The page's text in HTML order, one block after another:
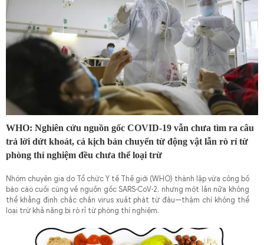
WHO: Nghiên cứu nguồn gốc COVID-19 vẫn chưa tìm ra câu
trả lời dứt khoát, cả kịch bản chuyển từ động vật lẫn rò rỉ từ
phòng thí nghiệm đều chưa thể loại trừ
Nhóm chuyên gia do Tổ chức Y tế Thế giới (WHO) thành lập vừa công bố
báo cáo cuối cùng về nguồn gốc SARS‑CoV‑2, nhưng một lần nữa không
thể khẳng định chắc chắn virus xuất phát từ đâu—thậm chí không thể
loại trừ khả năng bị rò rỉ từ phòng thí nghiệm.